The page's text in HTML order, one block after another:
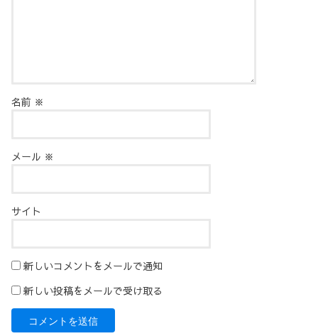
名前 ※
メール ※
サイト
新しいコメントをメールで通知
新しい投稿をメールで受け取る